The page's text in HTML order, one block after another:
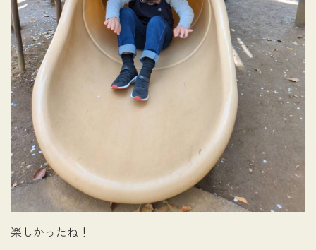
楽しかったね！